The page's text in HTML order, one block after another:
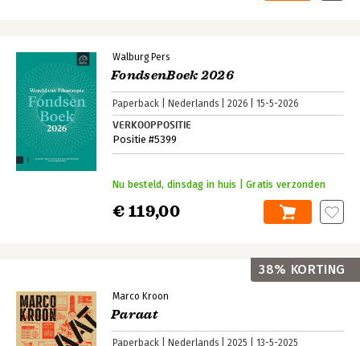
Walburg Pers
FondsenBoek 2026
Paperback Nederlands 2026 15-5-2026
VERKOOPPOSITIE
Positie #5399
€ 119,00
Nu besteld, dinsdag in huis | Gratis verzonden
Marco Kroon
Paraat
Paperback Nederlands 2025 13-5-2025
38% KORTING